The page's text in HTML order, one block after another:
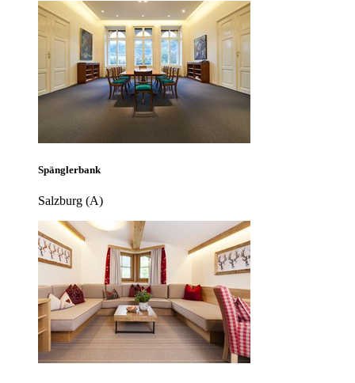
Spänglerbank
Salzburg (A)